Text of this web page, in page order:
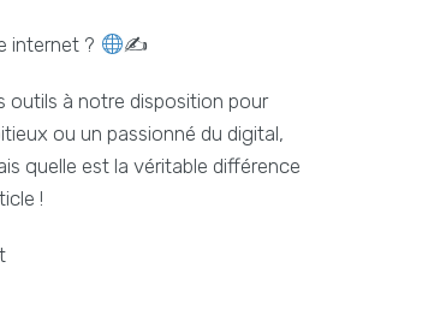
internet ? ✍
outils à notre disposition pour
ou un passionné du digital,
quelle est la véritable différence
!